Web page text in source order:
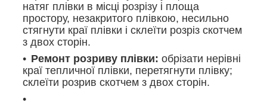
натяг плівки в місці розрізу і площа
простору, незакритого плівкою, несильно
стягнути краї плівки і склеїти розріз скотчем
з двох сторін.
Ремонт розриву плівки: обрізати нерівні
краї тепличної плівки, перетягнути плівку;
склеїти розрив скотчем з двох сторін.